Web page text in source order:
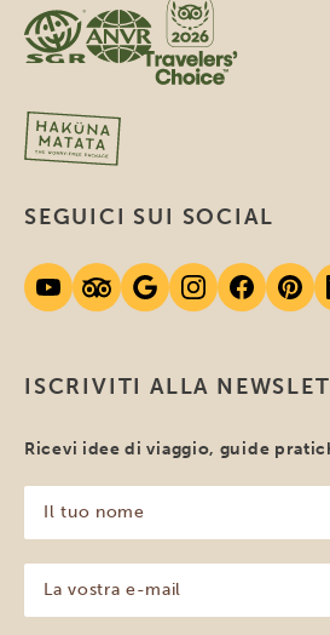
ISCRIVITI ALLA
Ricevi idee di viaggio, guide
tuo
nome
(Obbligatorio)
vostra
e-
SEGUICI SUI SOCIAL